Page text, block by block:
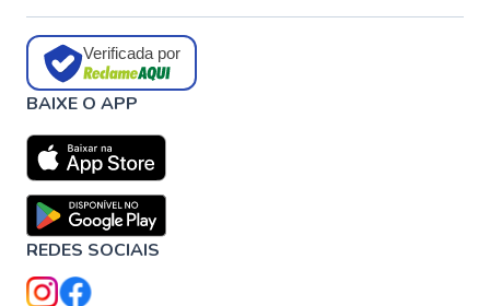
Verificada por
BAIXE O APP
REDES SOCIAIS